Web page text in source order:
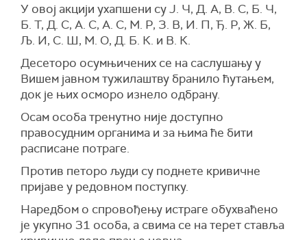
У овој акцији ухапшени су Ј. Ч, Д. А, В. С, Б. Ч,
Б. Т, Д. С, А. С, А. С, М. Р, З. В, И. П, Ђ. Р, Ж. Б,
Љ. И, С. Ш, М. О, Д. Б. К. и В. К.
Десеторо осумњичених се на саслушању у
Вишем јавном тужилаштву бранило ћутањем,
док је њих осморо изнело одбрану.
Осам особа тренутно није доступно
правосудним органима и за њима ће бити
расписане потраге.
Против петоро људи су поднете кривичне
пријаве у редовном поступку.
Наредбом о спровођењу истраге обухваћено
је укупно 31 особа, а свима се на терет ставља